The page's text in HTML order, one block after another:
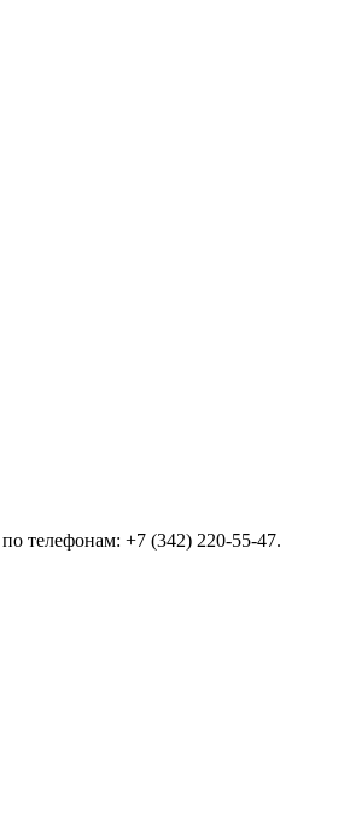
телефонам: +7 (342) 220-55-47.